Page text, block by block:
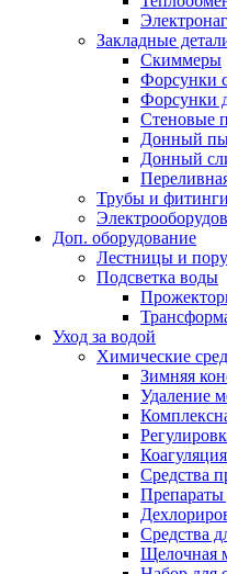
Закладные
Скиммеры
Форсунки
Форсунки
Стеновые
Донный
Донный
Трубы и фитинги
Доп. оборудование
Лестницы и
Подсветка воды
Уход за водой
Химические
Зимняя
Удаление
Средства
Препараты
Средства
Щелочная